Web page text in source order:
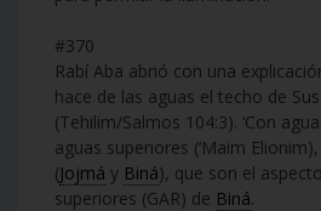
#370
Rabí Aba abrió con una
hace de las aguas el techo de
(Tehilim/Salmos 104:3). ‘Con
aguas superiores (‘Maim
(Jojmá y Biná), que son el
superiores (GAR) de Biná.